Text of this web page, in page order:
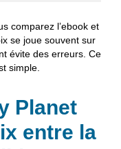
comparez l’ebook et
se joue souvent sur
évite des erreurs. Ce
simple.
Planet
entre la